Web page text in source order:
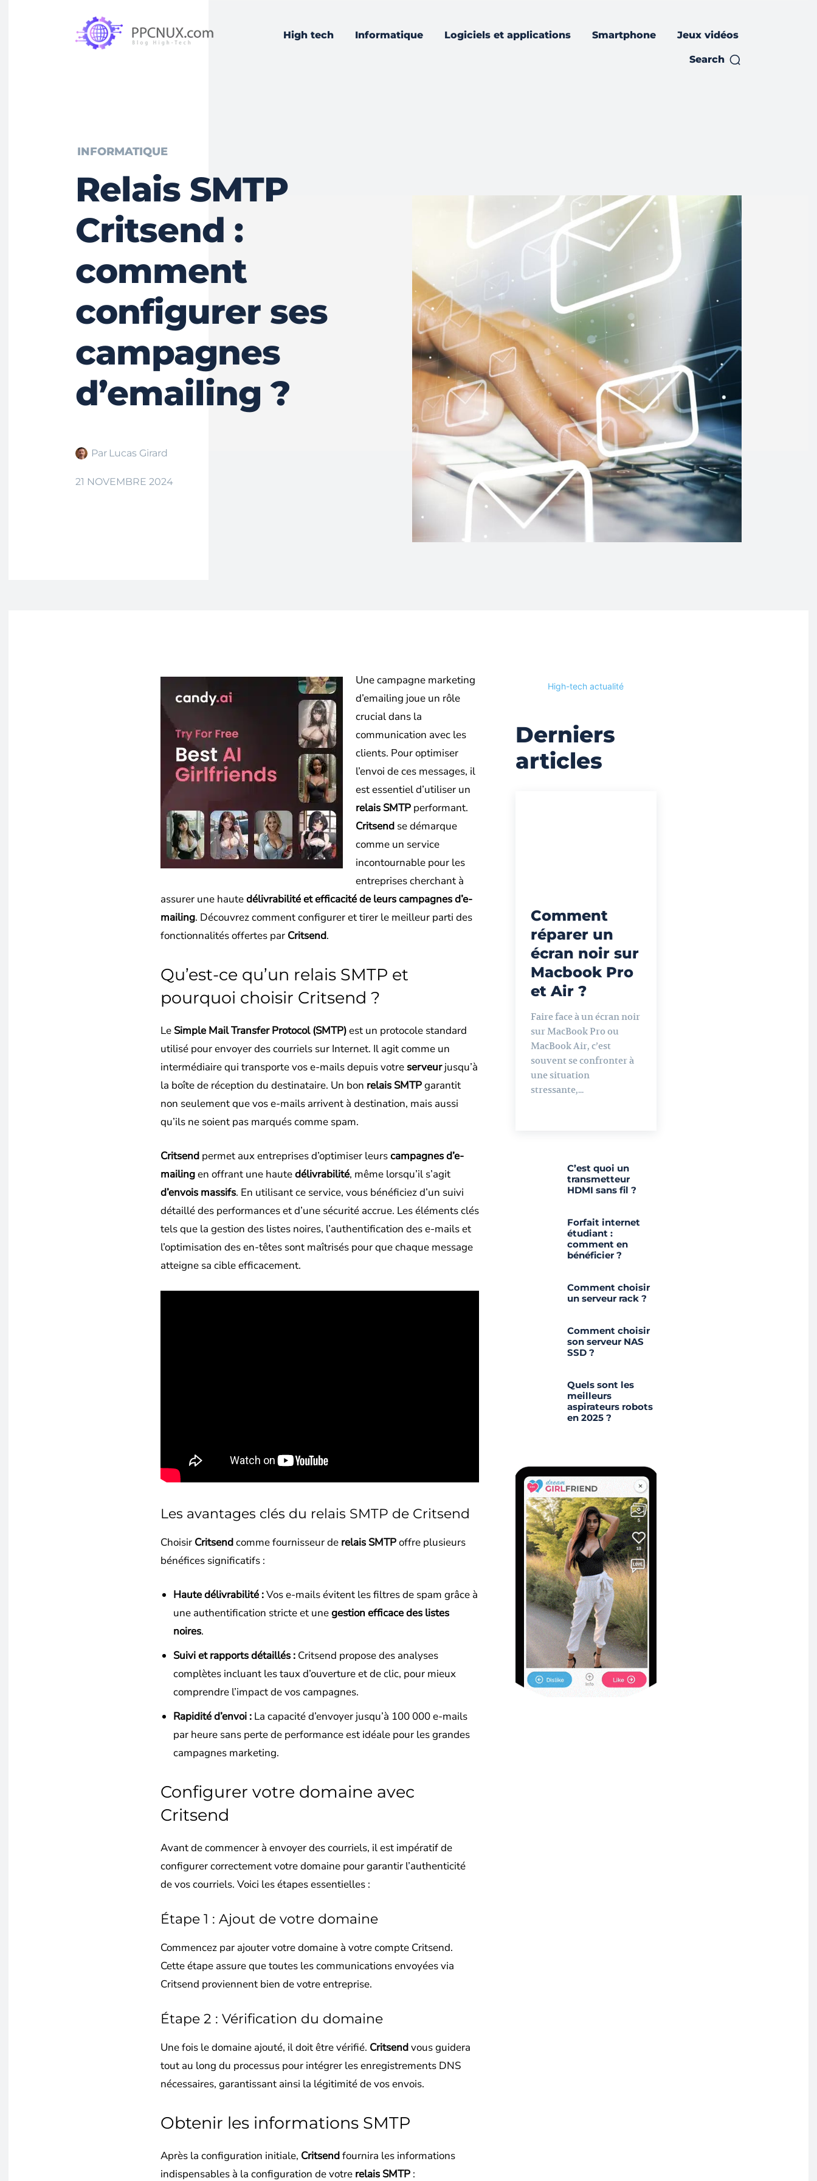
High tech Informatique Logiciels et applications Smartphone Jeux vidéos
Search
INFORMATIQUE
Relais SMTP
Critsend :
comment
configurer ses
campagnes
d’emailing ?
Par Lucas Girard
21 NOVEMBRE 2024
Une campagne marketing
d’emailing joue un rôle
crucial dans la
communication avec les
clients. Pour optimiser
l’envoi de ces messages, il
est essentiel d’utiliser un
relais SMTP performant.
Critsend se démarque
comme un service
incontournable pour les
entreprises cherchant à
assurer une hautedélivrabilité et efficacité de leurs campagnes d’e-
mailing. Découvrez comment configurer et tirer le meilleur parti des
fonctionnalités offertes par Critsend.
Qu’est-ce qu’un relais SMTP et
pourquoi choisir Critsend ?
Le Simple Mail Transfer Protocol (SMTP)est un protocole standard
utilisé pour envoyer des courriels sur Internet. Il agit comme un
intermédiaire qui transporte vos e-mails depuis votreserveurjusqu’à
la boîte de réception du destinataire. Un bon relais SMTPgarantit
non seulement que vos e-mails arrivent à destination, mais aussi
qu’ils ne soient pas marqués comme spam.
Critsend permet aux entreprises d’optimiser leurscampagnes d’e-
mailingen offrant une hautedélivrabilité, même lorsqu’il s’agit
d’envois massifs. En utilisant ce service, vous bénéficiez d’un suivi
détaillé des performances et d’une sécurité accrue. Les éléments clés
tels que la gestion des listes noires, l’authentification des e-mails et
l’optimisation des en-têtes sont maîtrisés pour que chaque message
atteigne sa cible efficacement.
Les avantages clés du relais SMTP de Critsend
Choisir Critsendcomme fournisseur de relais SMTPoffre plusieurs
bénéfices significatifs :
Haute délivrabilité :Vos e-mails évitent les filtres de spam grâce à
une authentification stricte et unegestion efficace des listes
noires.
Suivi et rapports détaillés : Critsend propose des analyses
complètes incluant les taux d’ouverture et de clic, pour mieux
comprendre l’impact de vos campagnes.
Rapidité d’envoi : La capacité d’envoyer jusqu’à 100 000 e-mails
par heure sans perte de performance est idéale pour les grandes
campagnes marketing.
Configurer votre domaine avec
Critsend
Avant de commencer à envoyer des courriels, il est impératif de
configurer correctement votre domaine pour garantir l’authenticité
de vos courriels. Voici les étapes essentielles :
Étape 1 : Ajout de votre domaine
Commencez par ajouter votre domaine à votre compte Critsend.
Cette étape assure que toutes les communications envoyées via
Critsend proviennent bien de votre entreprise.
Étape 2 : Vérification du domaine
Une fois le domaine ajouté, il doit être vérifié. Critsendvous guidera
tout au long du processus pour intégrer les enregistrements DNS
nécessaires, garantissant ainsi la légitimité de vos envois.
Obtenir les informations SMTP
Après la configuration initiale, Critsendfournira les informations
indispensables à la configuration de votre relais SMTP :
High-tech actualité
Derniers
articles
Comment
réparer un
écran noir sur
Macbook Pro
et Air ?
Faire face à un écran noir
sur MacBook Pro ou
MacBook Air, c’est
souvent se confronter à
une situation
stressante,...
C’est quoi un
transmetteur
HDMI sans fil ?
Forfait internet
étudiant :
comment en
bénéficier ?
Comment choisir
un serveur rack ?
Comment choisir
son serveur NAS
SSD ?
Quels sont les
meilleurs
aspirateurs robots
en 2025 ?